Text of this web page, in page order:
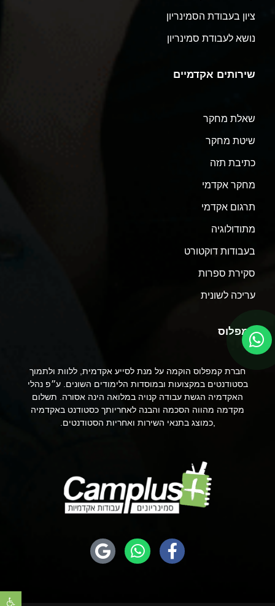
פתח
ציון בעבודת הסמינריון
נושא לעבודת סמינריון
שירותים אקדמיים
שאלת מחקר
שיטת מחקר
כתיבת תזה
מחקר אקדמי
תרגום אקדמי
מתודולוגיה
בעבודות דוקטורט
סקירת ספרות
עריכה לשונית
קמפלוס
חברת קמפלוס הוקמה על מנת לסייע אקדמית, ללוות ולתמוך
בסטודנטים במקצועות ובמוסדות הלימודים השונים. ע״פ נהלי
האקדמיה הגשת עבודה קנויה במלואה הינה אסורה. תשלום
מקדמה מהווה הסכמה והבנה לאחריותך כסטודנט באקדמיה
,כמוצג בתנאי השירות ואחריות הסטודנטים.